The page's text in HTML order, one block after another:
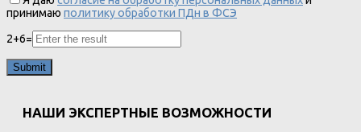
принимаю политику обработки ПДн в ФСЭ
2+6=
НАШИ ЭКСПЕРТНЫЕ ВОЗМОЖНОСТИ